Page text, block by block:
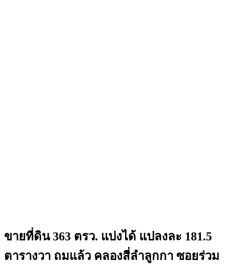
ขายที่ดิน 363 ตรว. แบ่งได้ แปลงละ 181.5
ตารางวา ถมแล้ว คลองสี่ลำลูกกา ซอยร่วม